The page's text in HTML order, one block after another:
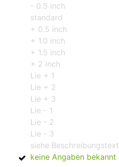
- 0.5 inch
standard
+ 0.5 inch
+ 1.0 inch
+ 1.5 inch
+ 2 inch
Lie + 1
Lie + 2
Lie + 3
Lie - 1
Lie - 2
Lie - 3
siehe Beschreibungstext
keine Angaben bekannt